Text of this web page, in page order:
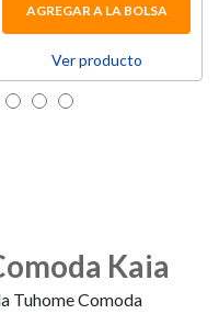
AGREGAR A LA BOLSA
Ver producto
Kaia
Tuhome Comoda